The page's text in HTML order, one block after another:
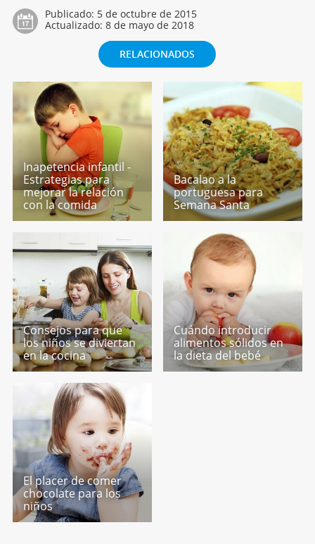
Publicado: 5 de octubre de 2015
Actualizado: 8 de mayo de 2018
RELACIONADOS
Inapetencia infantil -
Estrategias para
mejorar la relación
con la comida
Bacalao a la
portuguesa para
Semana Santa
Consejos para que
los niños se diviertan
en la cocina
Cuándo introducir
alimentos sólidos en
la dieta del bebé
El placer de comer
chocolate para los
niños